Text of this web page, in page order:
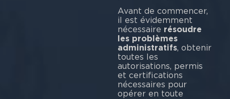
Avant de commencer,
il est évidemment
nécessaire résoudre
les problèmes
administratifs, obtenir
toutes les
autorisations, permis
et certifications
nécessaires pour
opérer en toute